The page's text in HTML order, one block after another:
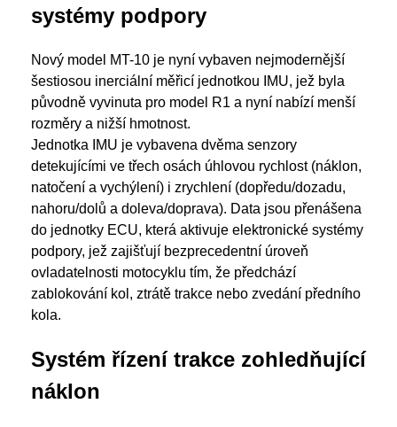
systémy podpory
Nový model MT-10 je nyní vybaven nejmodernější
šestiosou inerciální měřicí jednotkou IMU, jež byla
původně vyvinuta pro model R1 a nyní nabízí menší
rozměry a nižší hmotnost.
Jednotka IMU je vybavena dvěma senzory
detekujícími ve třech osách úhlovou rychlost (náklon,
natočení a vychýlení) i zrychlení (dopředu/dozadu,
nahoru/dolů a doleva/doprava). Data jsou přenášena
do jednotky ECU, která aktivuje elektronické systémy
podpory, jež zajišťují bezprecedentní úroveň
ovladatelnosti motocyklu tím, že předchází
zablokování kol, ztrátě trakce nebo zvedání předního
kola.
Systém řízení trakce zohledňující
náklon